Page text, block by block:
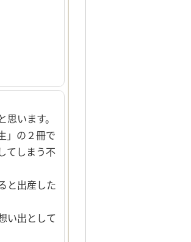
います。
」の２冊で
てしまう不
と出産した
い出として